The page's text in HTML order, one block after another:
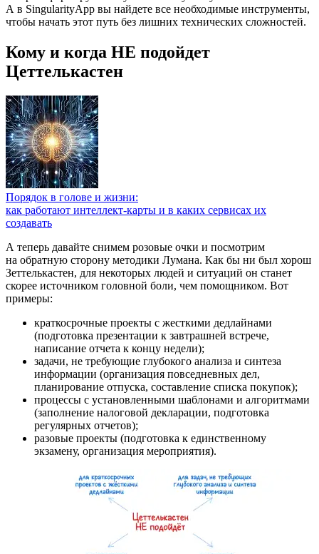
А в SingularityApp вы найдете все необходимые инструменты,
чтобы начать этот путь без лишних технических сложностей.
Кому и когда НЕ подойдет
Цеттелькастен
Порядок в голове и жизни:
как работают интеллект-карты и в каких сервисах их
создавать
А теперь давайте снимем розовые очки и посмотрим
на обратную сторону методики Лумана. Как бы ни был хорош
Зеттелькастен, для некоторых людей и ситуаций он станет
скорее источником головной боли, чем помощником. Вот
примеры:
краткосрочные проекты с жесткими дедлайнами
(подготовка презентации к завтрашней встрече,
написание отчета к концу недели);
задачи, не требующие глубокого анализа и синтеза
информации (организация повседневных дел,
планирование отпуска, составление списка покупок);
процессы с установленными шаблонами и алгоритмами
(заполнение налоговой декларации, подготовка
регулярных отчетов);
разовые проекты (подготовка к единственному
экзамену, организация мероприятия).